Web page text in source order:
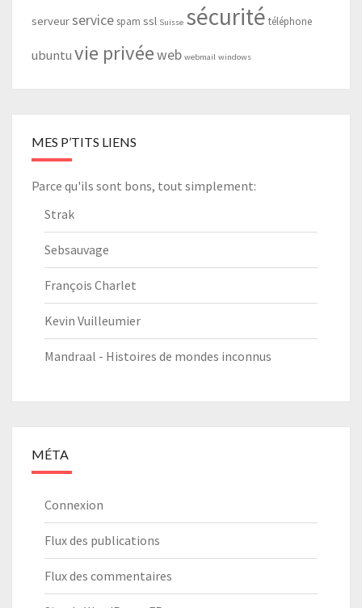
serveurservice spam ssl Suisse sécurité téléphone
ubuntu vie privéeweb webmail windows
MES P’TITS LIENS
Parce qu'ils sont bons, tout simplement:
Strak
Sebsauvage
François Charlet
Kevin Vuilleumier
Mandraal - Histoires de mondes inconnus
MÉTA
Connexion
Flux des publications
Flux des commentaires